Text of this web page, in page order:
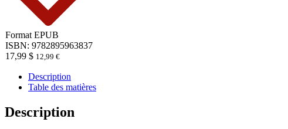
Format EPUB
ISBN: 9782895963837
17,99 $ 12,99 €
Description
Table des matières
Description